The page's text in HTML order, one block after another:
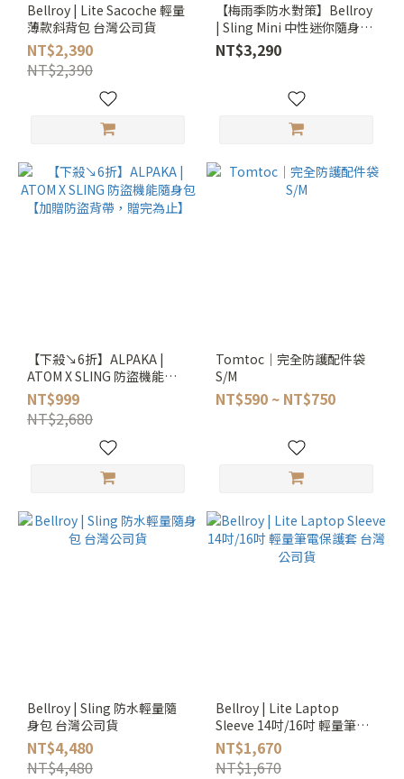
Bellroy | Lite Sacoche 輕量
薄款斜背包 台灣公司貨
NT$2,390
NT$2,390
【梅雨季防水對策】Bellroy
| Sling Mini 中性迷你隨身包
台灣公司貨
NT$3,290
【下殺↘6折】ALPAKA |
ATOM X SLING 防盜機能隨
身包【加贈防盜背帶，贈完
為止】
NT$999
NT$2,680
Tomtoc｜完全防護配件袋
S/M
NT$590 ~ NT$750
Bellroy | Sling 防水輕量隨
身包 台灣公司貨
NT$4,480
NT$4,480
Bellroy | Lite Laptop
Sleeve 14吋/16吋 輕量筆電
保護套 台灣公司貨
NT$1,670
NT$1,670